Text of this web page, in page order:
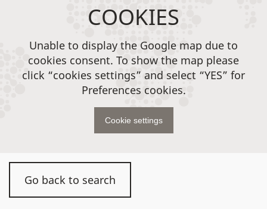
Go back to search
COOKIES
Unable to display the Google map due to
cookies consent. To show the map please
click “cookies settings” and select “YES” for
Preferences cookies.
Cookie settings